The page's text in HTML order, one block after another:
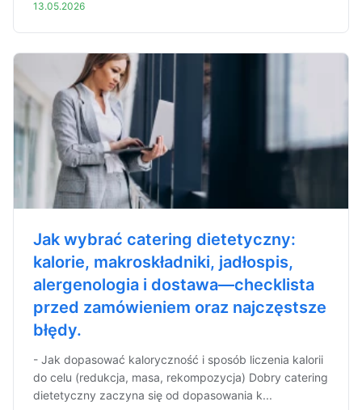
13.05.2026
Jak wybrać catering dietetyczny:
kalorie, makroskładniki, jadłospis,
alergenologia i dostawa—checklista
przed zamówieniem oraz najczęstsze
błędy.
- Jak dopasować kaloryczność i sposób liczenia kalorii
do celu (redukcja, masa, rekompozycja) Dobry catering
dietetyczny zaczyna się od dopasowania k...